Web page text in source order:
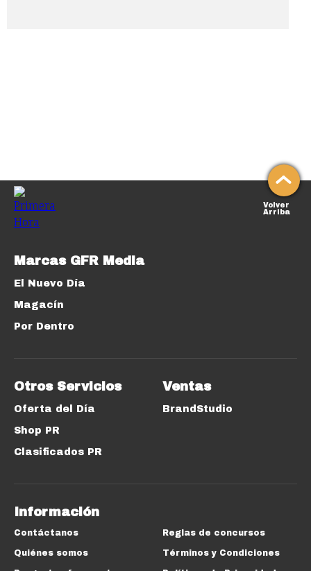
Volver
Arriba
Marcas GFR Media
El Nuevo Día
Magacín
Por Dentro
Otros Servicios
Oferta del Día
Shop PR
Clasificados PR
Ventas
BrandStudio
Información
Contáctanos
Quiénes somos
Reglas de concursos
Términos y Condiciones